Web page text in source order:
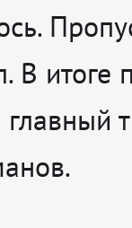
В итоге
главный